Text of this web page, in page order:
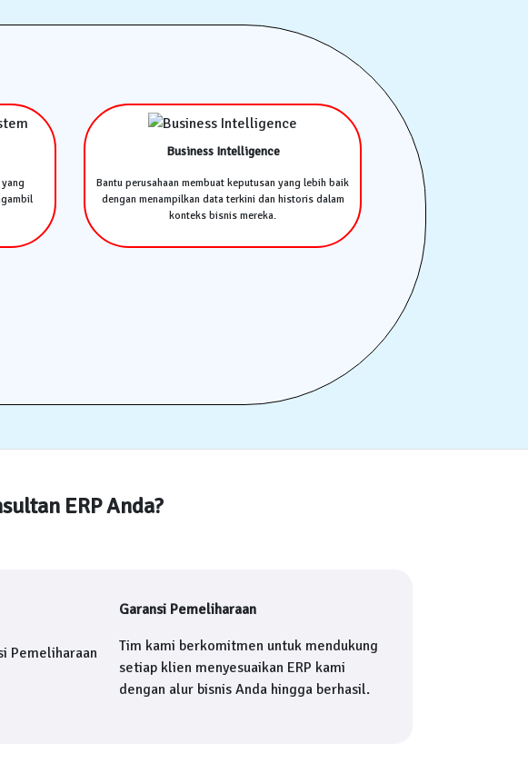
Business Intelligence
Bantu perusahaan membuat keputusan yang lebih baik
dengan menampilkan data terkini dan historis dalam
konteks bisnis mereka.
ERP Anda?
Garansi Pemeliharaan
Tim kami berkomitmen untuk mendukung
setiap klien menyesuaikan ERP kami
dengan alur bisnis Anda hingga berhasil.